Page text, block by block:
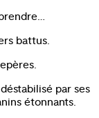
battus.
par ses
étonnants.